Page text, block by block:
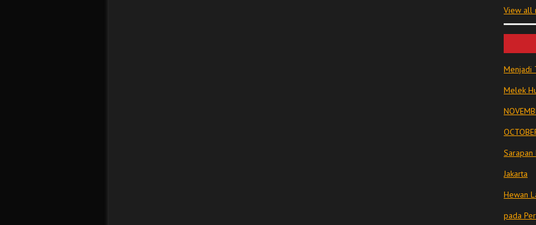
View all
Menjadi
Melek
Sarapan
Jakarta
Hewan
pada